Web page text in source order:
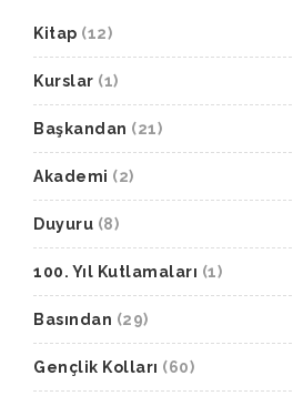
Kitap (12)
Kurslar (1)
Başkandan (21)
Akademi (2)
Duyuru (8)
100. Yıl Kutlamaları (1)
Basından (29)
Gençlik Kolları (60)